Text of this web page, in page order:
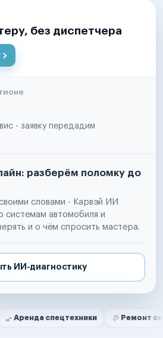
без диспетчера
- заявку передадим
разберём поломку до
словами - Карвэй ИИ
системам автомобиля и
и о чём спросить мастера.
ИИ-диагностику
спецтехники Ремонт спецтехники